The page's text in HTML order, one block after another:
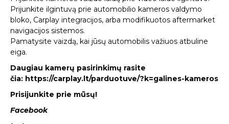
Prijunkite ilgintuvą prie automobilio kameros valdymo
bloko, Carplay integracijos, arba modifikuotos aftermarket
navigacijos sistemos.
Pamatysite vaizdą, kai jūsų automobilis važiuos atbuline
eiga.
Daugiau kamerų pasirinkimų rasite
čia: https://carplay.lt/parduotuve/?k=galines-kameros
Prisijunkite prie mūsų!
Facebook